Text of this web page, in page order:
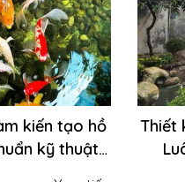
kiến tạo hồ
kỹ thuật |
Thiết